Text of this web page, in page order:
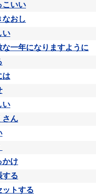
こいい
なおし
い
な一年になりますように
は
い
さん
かけ
する
ットする